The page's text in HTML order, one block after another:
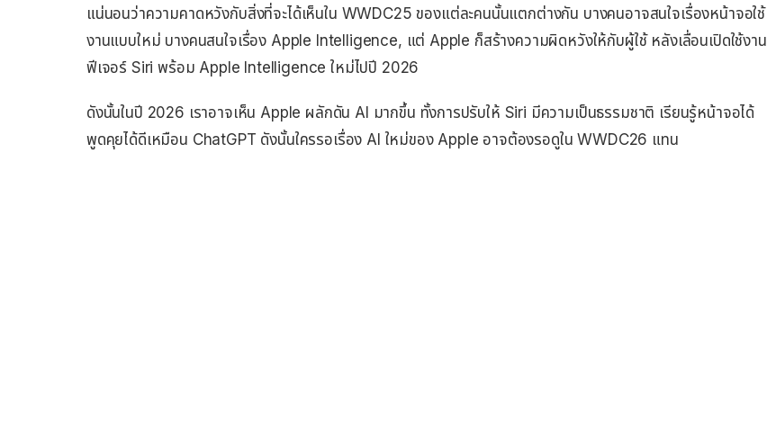
แน่นอนว่าความคาดหวังกับสิ่งที่จะได้เห็นใน WWDC25 ของแต่ละคนนั้นแตกต่างกัน บางคนอาจสนใจเรื่องหน้าจอใช้
งานแบบใหม่ บางคนสนใจเรื่อง Apple Intelligence, แต่ Apple ก็สร้างความผิดหวังให้กับผู้ใช้ หลังเลื่อนเปิดใช้งาน
ฟีเจอร์ Siri พร้อม​ Apple Intelligence ใหม่ไปปี 2026
ดังนั้นในปี 2026 เราอาจเห็น Apple ผลักดัน AI มากขึ้น ทั้งการปรับให้ Siri มีความเป็นธรรมชาติ เรียนรู้หน้าจอได้
พูดคุยได้ดีเหมือน ChatGPT ดังนั้นใครรอเรื่อง AI ใหม่ของ Apple อาจต้องรอดูใน WWDC26 แทน